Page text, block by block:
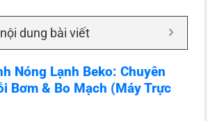
dung bài viết
Nóng Lạnh Beko: Chuyên
Bơm & Bo Mạch (Máy Trực